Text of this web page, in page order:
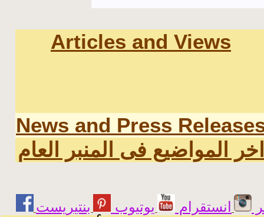
Articles and Views
News and Press
اخر المواضيع فى المنبر العام
انستقرام يوتيوب